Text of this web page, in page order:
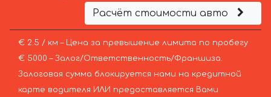
Расчёт стоимости авто
€ 2.5 / км – Цена за превышение лимита по пробегу
€ 5000 – Залог/Ответственность/Франшиза.
Залоговая сумма блокируется нами на кредитной
карте водителя ИЛИ предоставляется Вами